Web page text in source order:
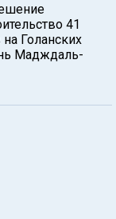
41
Голанских
Мадждаль-